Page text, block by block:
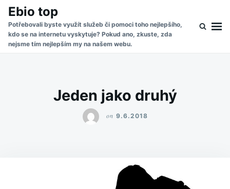
Skip
content
Search
for:
Ebio top
Potřebovali byste využít služeb či pomoci toho nejlepšího,
kdo se na internetu vyskytuje? Pokud ano, zkuste, zda
nejsme tím nejlepším my na našem webu.
Jeden jako druhý
on 9.6.2018